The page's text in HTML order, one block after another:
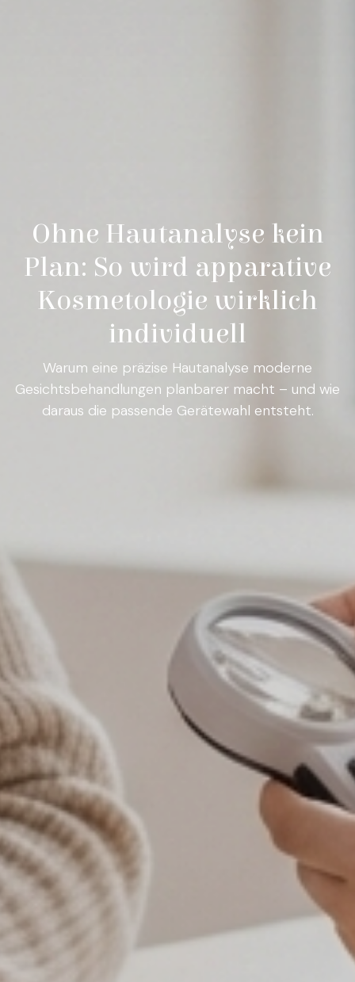
Ohne Hautanalyse kein
Plan: So wird apparative
Kosmetologie wirklich
individuell
Warum eine präzise Hautanalyse moderne
Gesichtsbehandlungen planbarer macht – und wie
daraus die passende Gerätewahl entsteht.